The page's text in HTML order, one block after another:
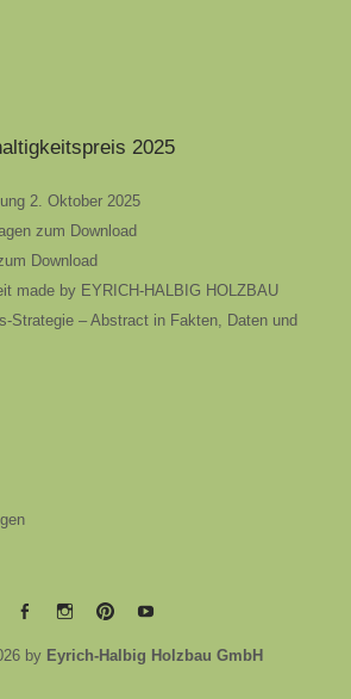
2025
2. Oktober 2025
zum Download
Download
made by EYRICH-HALBIG HOLZBAU
Strategie – Abstract in Fakten, Daten und
EYRICH-EYRICH-EYRICH-EYRICH-
by Eyrich-Halbig Holzbau GmbH